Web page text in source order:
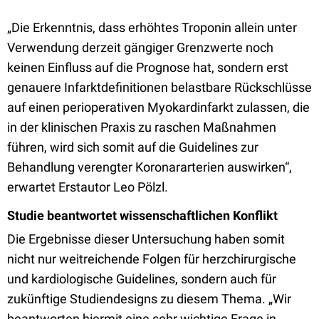
„Die Erkenntnis, dass erhöhtes Troponin allein unter
Verwendung derzeit gängiger Grenzwerte noch
keinen Einfluss auf die Prognose hat, sondern erst
genauere Infarktdefinitionen belastbare Rückschlüsse
auf einen perioperativen Myokardinfarkt zulassen, die
in der klinischen Praxis zu raschen Maßnahmen
führen, wird sich somit auf die Guidelines zur
Behandlung verengter Koronararterien auswirken“,
erwartet Erstautor Leo Pölzl.
Studie beantwortet wissenschaftlichen Konflikt
Die Ergebnisse dieser Untersuchung haben somit
nicht nur weitreichende Folgen für herzchirurgische
und kardiologische Guidelines, sondern auch für
zukünftige Studiendesigns zu diesem Thema. „Wir